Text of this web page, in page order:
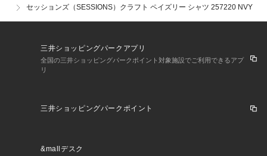
商品の色味が若干異なる場合があります。
※掲載の価格・製品のパッケージ・デザイン・仕様について、
い。2025年春夏モデル 2025ssmodel セッションズ SESSION
S スーパースポーツゼビオ ゼビオ Super Sports XEBIO アク
ションウエア 布帛シャツ Men's Mens メンズ めんず 男性 半
セッションズ（SESSIONS）クラフト ペイズリー シャツ 257220 NVY
三井ショッピングパークアプリ
全国の三井ショッピングパークポイント対象施設でご利用できるアプ
リ
三井ショッピングパークポイント
&mallデスク